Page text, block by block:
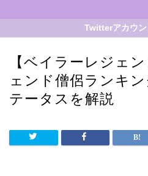
Twitterアカウン
【ベイラーレジェ
ェンド僧侶ランキ
テータスを解説